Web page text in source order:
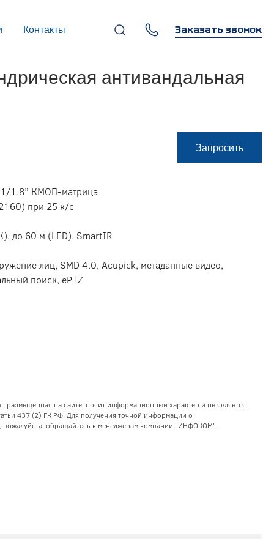
Контакты
г. Москва, 119270,
Лужнецкая наб., д. 6, стр. 1,
Заказать звонок
антивандальная
Запросить
1/1.8” КМОП-матрица
при 25 к/с
до 60 м (LED), SmartIR
лиц, SMD 4.0, Acupick, метаданные видео,
поиск, ePTZ
на сайте, носит информационный характер и не является
437 (2) ГК РФ. Для получения точной информации о
пожалуйста, обращайтесь к менеджерам компании "ИНФОКОМ".